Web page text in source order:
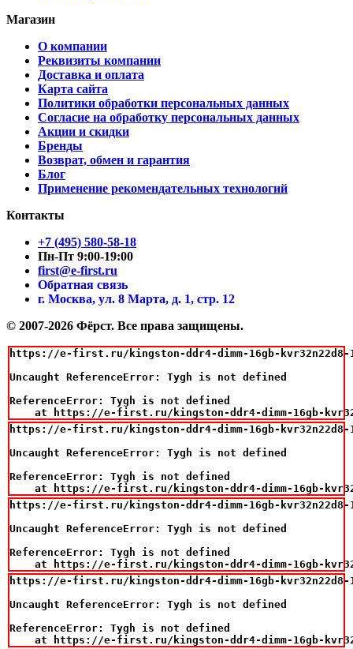
Магазин
О компании
Реквизиты компании
Доставка и оплата
Карта сайта
Политики обработки персональных данных
Согласие на обработку персональных данных
Акции и скидки
Бренды
Возврат, обмен и гарантия
Блог
Применение рекомендательных технологий
Контакты
+7 (495) 580-58-18
Пн-Пт 9:00-19:00
first@e-first.ru
Обратная связь
г. Москва, ул. 8 Марта, д. 1, стр. 12
© 2007-2026 Фёрст. Все права защищены.
https://e-first.ru/kingston-ddr4-dimm-16gb-kvr32n22d8-
Uncaught ReferenceError: Tygh is not defined
ReferenceError: Tygh is not defined
at https://e-first.ru/kingston-ddr4-dimm-16gb-
https://e-first.ru/kingston-ddr4-dimm-16gb-kvr32n22d8-
Uncaught ReferenceError: Tygh is not defined
ReferenceError: Tygh is not defined
at https://e-first.ru/kingston-ddr4-dimm-16gb-
https://e-first.ru/kingston-ddr4-dimm-16gb-kvr32n22d8-
Uncaught ReferenceError: Tygh is not defined
ReferenceError: Tygh is not defined
at https://e-first.ru/kingston-ddr4-dimm-16gb-
https://e-first.ru/kingston-ddr4-dimm-16gb-kvr32n22d8-
Uncaught ReferenceError: Tygh is not defined
ReferenceError: Tygh is not defined
at https://e-first.ru/kingston-ddr4-dimm-16gb-